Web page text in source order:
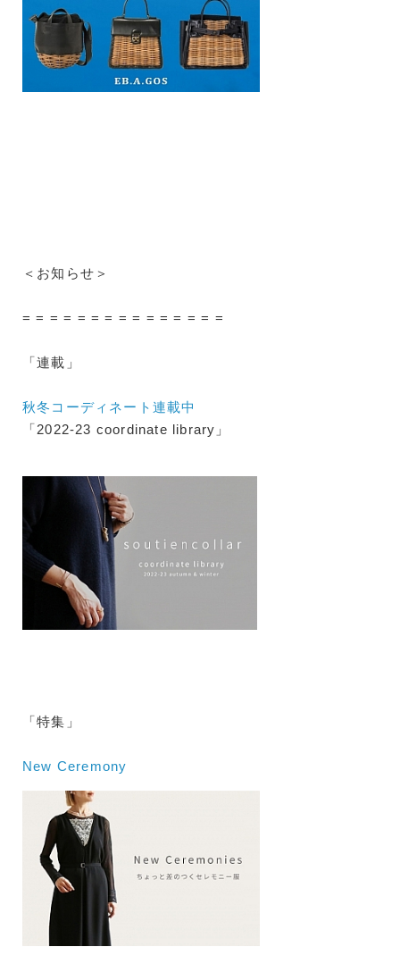
＜お知らせ＞
= = = = = = = = = = = = = = =
「連載」
秋冬コーディネート連載中
「2022-23 coordinate library」
「特集」
New Ceremony